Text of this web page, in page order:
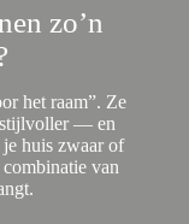
zo’n
het raam”. Ze
stijlvoller — en
je huis zwaar of
van